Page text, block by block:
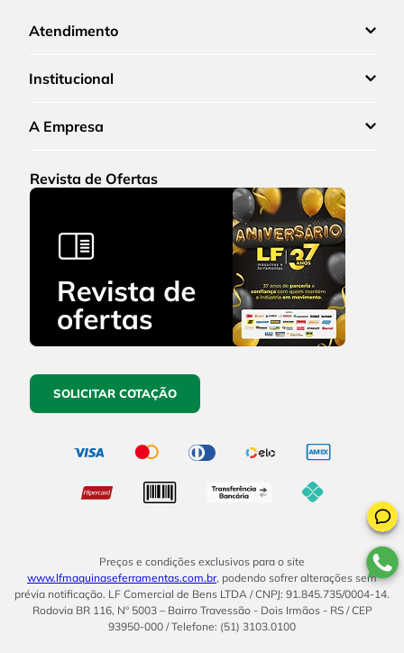
Atendimento
Institucional
A Empresa
Revista de Ofertas
SOLICITAR COTAÇÃO
Preços e condições exclusivos para o site
www.lfmaquinaseferramentas.com.br, podendo sofrer alterações sem
prévia notificação. LF Comercial de Bens LTDA / CNPJ: 91.845.735/0004-14.
Rodovia BR 116, Nº 5003 – Bairro Travessão - Dois Irmãos - RS / CEP
93950-000 / Telefone: (51) 3103.0100